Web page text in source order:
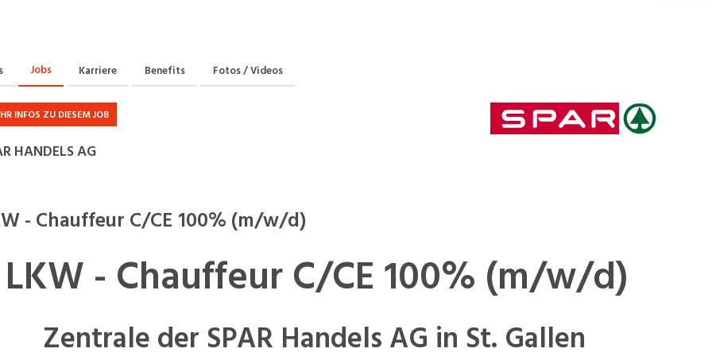
Jobs Karriere Benefits Fotos / Videos
INFOS ZU DIESEM JOB
HANDELS AG
- Chauffeur C/CE 100% (m/w/d)
LKW - Chauffeur C/CE 100% (m/w/d)
Zentrale der SPAR Handels AG in St. Gallen